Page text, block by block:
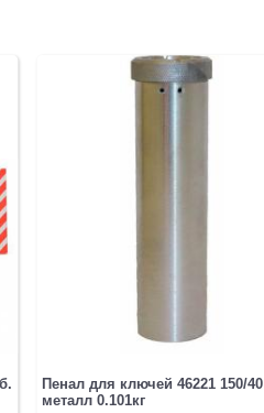
Пенал для ключей 46221 150/40
металл 0.101кг